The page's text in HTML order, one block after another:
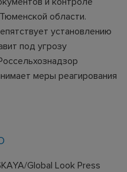
области.
установлению
под угрозу
меры реагирования
Global Look Press